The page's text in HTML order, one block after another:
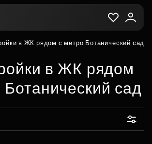
в ЖК рядом с метро Ботанический сад
в ЖК рядом
Ботанический сад